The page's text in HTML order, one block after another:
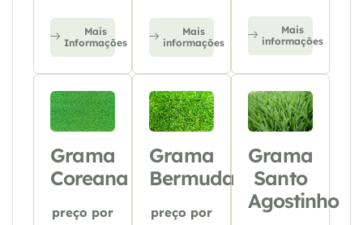
Mais
Informações
Mais
informações
Mais
informações
Grama
Coreana
preço por
Grama
Bermuda
preço por
Grama
Santo
Agostinho